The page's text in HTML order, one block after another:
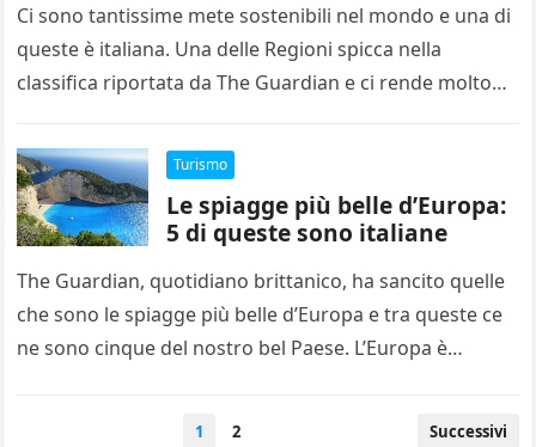
Ci sono tantissime mete sostenibili nel mondo e una di
queste è italiana. Una delle Regioni spicca nella
classifica riportata da The Guardian e ci rende molto…
Turismo
Le spiagge più belle d’Europa:
5 di queste sono italiane
The Guardian, quotidiano brittanico, ha sancito quelle
che sono le spiagge più belle d’Europa e tra queste ce
ne sono cinque del nostro bel Paese. L’Europa è…
1 2 Successivi